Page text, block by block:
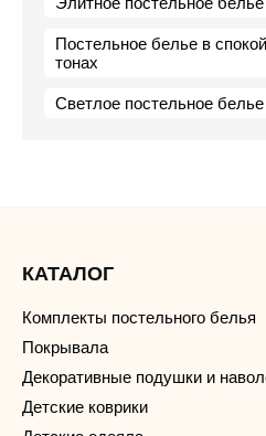
Постельное белье в
тонах
Светлое постельное белье
КАТАЛОГ
Комплекты постельного белья
Покрывала
Декоративные подушки и
Детские коврики